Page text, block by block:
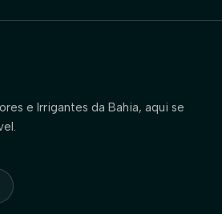
e Irrigantes da Bahia, aqui se